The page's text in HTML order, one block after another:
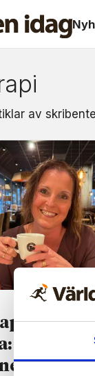
av
och
”Inte
ilska